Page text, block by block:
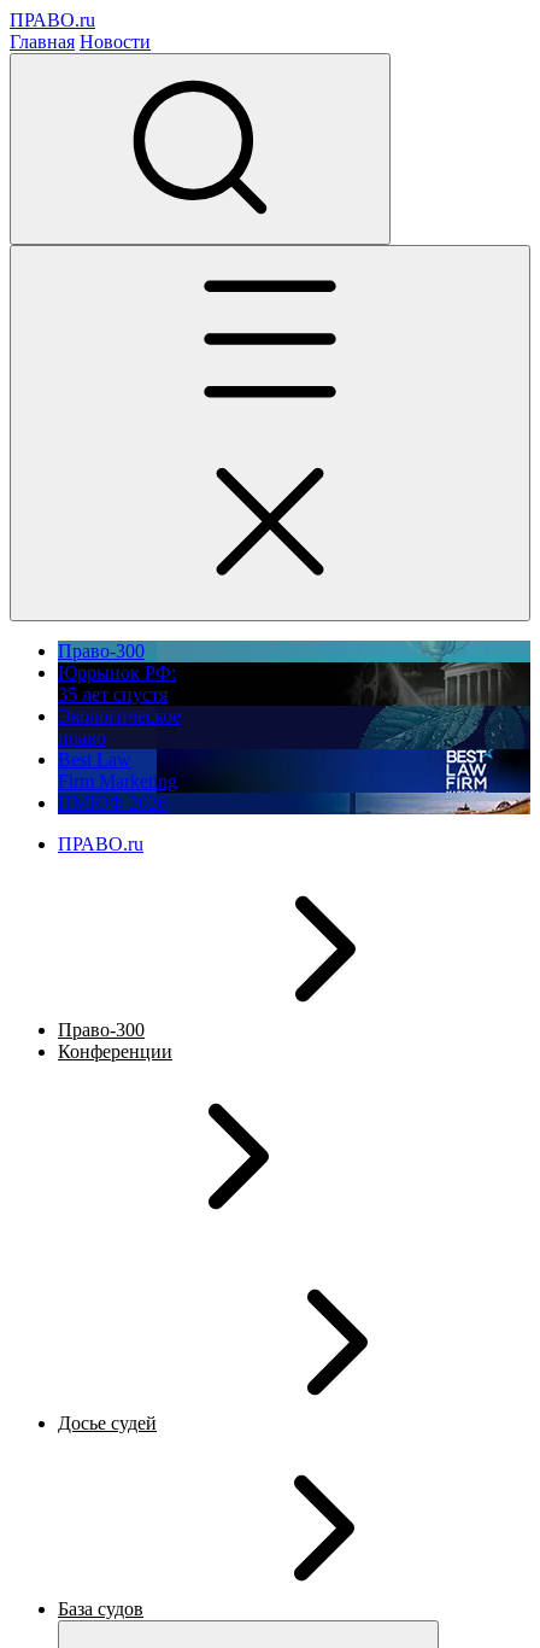
ПРАВО.ru
Главная Новости
Право-300
Юррынок РФ:
35 лет спустя
Экологическое
право
Best Law
Firm Marketing
ПМЮФ 2026
ПРАВО.ru
Право-300
Конференции
Досье судей
База судов